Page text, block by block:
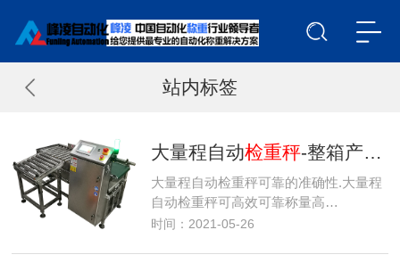
站内标签
大量程自动检重秤-整箱产品重量检测机-箱袋产品自动称重机
大量程自动检重秤可靠的准确性.大量程
自动检重秤可高效可靠称量高…
时间：2021-05-26